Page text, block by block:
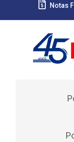
Notas